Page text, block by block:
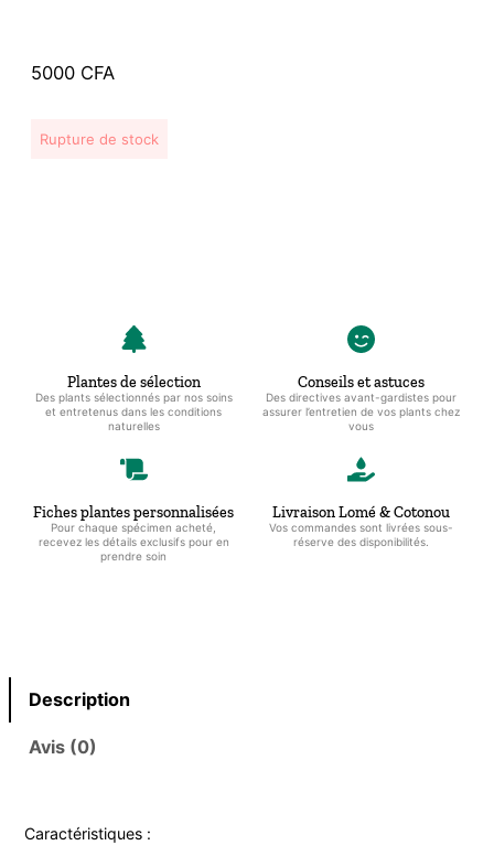
5000 CFA
Rupture de stock
Plantes de sélection
Des plants sélectionnés par nos soins
et entretenus dans les conditions
naturelles
Conseils et astuces
Des directives avant-gardistes pour
assurer l’entretien de vos plants chez
vous
Fiches plantes personnalisées
Pour chaque spécimen acheté,
recevez les détails exclusifs pour en
prendre soin
Livraison Lomé & Cotonou
Vos commandes sont livrées sous-
réserve des disponibilités.
Description
Avis (0)
Caractéristiques :